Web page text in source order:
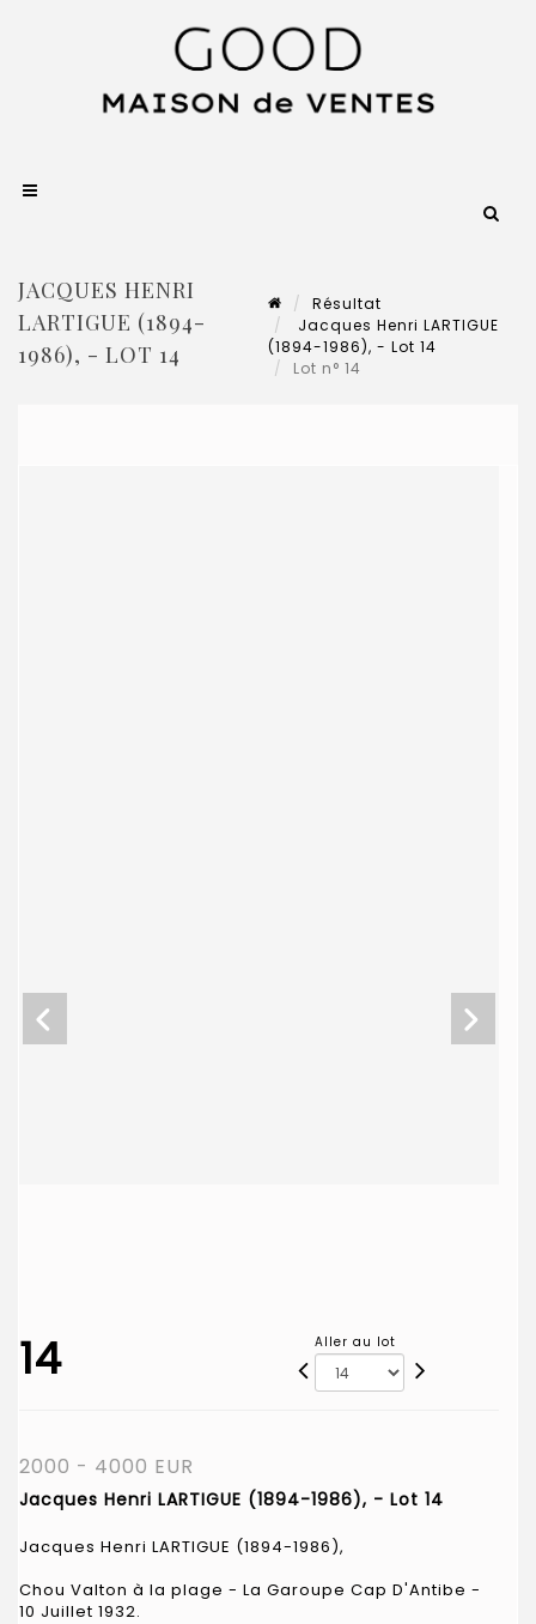
JACQUES HENRI
LARTIGUE (1894-
1986), - LOT 14
Résultat
Jacques Henri LARTIGUE
(1894-1986), - Lot 14
Lot n° 14
14 Aller au lot
2000 - 4000 EUR
Jacques Henri LARTIGUE (1894-1986), - Lot 14
Jacques Henri LARTIGUE (1894-1986),
Chou Valton à la plage - La Garoupe Cap D'Antibe -
10 Juillet 1932.